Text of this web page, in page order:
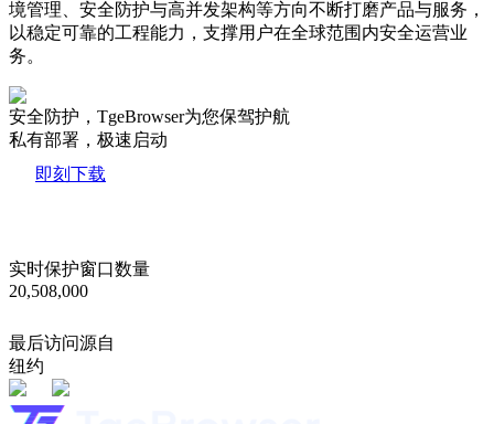
境管理、安全防护与高并发架构等方向不断打磨产品与服务，
以稳定可靠的工程能力，支撑用户在全球范围内安全运营业
务。
安全防护，TgeBrowser为您保驾护航
私有部署，极速启动
即刻下载
实时保护窗口数量
20,508,000
最后访问源自
纽约